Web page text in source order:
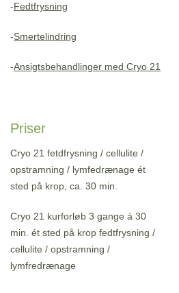
-Fedtfrysning
-Smertelindring
-Ansigtsbehandlinger med Cryo 21
Priser
Cryo 21 fetdfrysning / cellulite /
opstramning / lymfedrænage ét
sted på krop, ca. 30 min.
Cryo 21 kurforløb 3 gange á 30
min. ét sted på krop fedtfrysning /
cellulite / opstramning /
lymfredrænage